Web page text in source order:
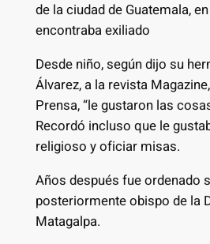
de la ciudad de Guatemala,
encontraba exiliado
Desde niño, según dijo su
Álvarez, a la revista
Prensa, “le gustaron las
Recordó incluso que le
religioso y oficiar misas.
Años después fue ordenado
posteriormente obispo de la
Matagalpa.